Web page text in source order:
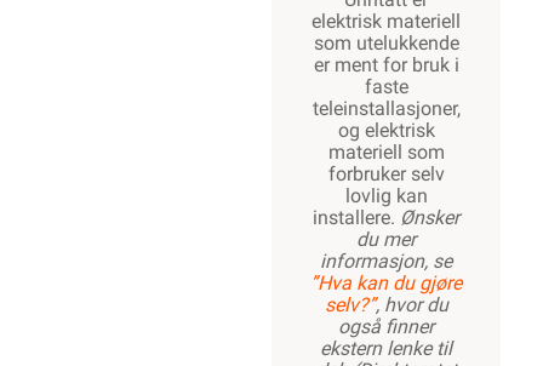
elektrisk materiell
som utelukkende
er ment for bruk i
faste
teleinstallasjoner,
og elektrisk
materiell som
forbruker selv
lovlig kan
installere. Ønsker
du mer
informasjon, se
”Hva kan du gjøre
selv?”, hvor du
også finner
ekstern lenke til